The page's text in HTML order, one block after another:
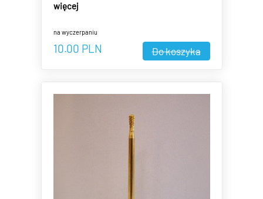
więcej
na wyczerpaniu
10.00 PLN